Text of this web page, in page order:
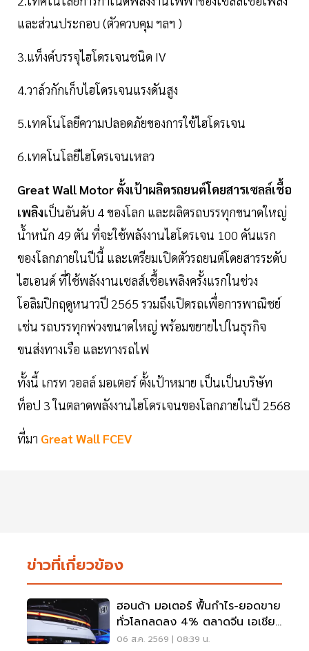
และส่วนประกอบ (ตัวควบคุม ฯลฯ )
3.แท็งค์บรรจุไฮโดรเจนชนิด IV
4.วาล์วกักเก็บไฮโดรเจนแรงดันสูง
5.เทคโนโลยีความปลอดภัยของการใช้ไฮโดรเจน
6.เทคโนโลยีไฮโดรเจนเหลว
Great Wall Motor ตั้งเป้าผลิตรถยนต์โดยสารเซลล์เชื้อ
เพลิงเป็นอันดับ 4 ของโลก และผลิตรถบรรทุกขนาดใหญ่
น้ำหนัก 49 ตัน ที่จะใช้พลังงานไฮโดรเจน 100 คันแรก
ของโลกภายในปีนี้ และเตรียมเปิดตัวรถยนต์โดยสารระดับ
ไฮเอนด์ ที่ใช้พลังงานเซลส์เชื้อเพลิงครั้งแรกในช่วง
โอลิมปิกฤดูหนาวปี 2565 รวมถึงเปิดรถเพื่อการพาณิชย์
เช่น รถบรรทุกพ่วงขนาดใหญ่ พร้อมขยายไปในธุรกิจ
ขนส่งทางเรือ และทางรถไฟ
ทั้งนี้ เกรท วอลล์ มอเตอร์ ตั้งเป้าหมาย เป็นเป็นบริษัท
ท็อป 3 ในตลาดพลังงานไฮโดรเจนของโลกภายในปี 2568
ที่มา Great Wall FCEV
ข่าวที่เกี่ยวข้อง
ฮอนด้า มอเตอร์ ฟื้นกำไร-ยอดขาย
ทั่วโลกลดลง 4% ตลาดจีน เอเชีย
ร่วง
06 ส.ค. 2569 | 08:39 น.